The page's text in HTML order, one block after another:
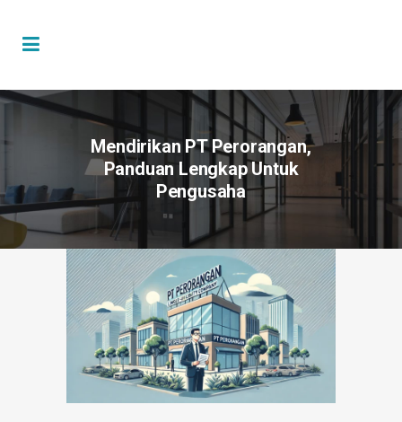
Mendirikan PT Perorangan,
Panduan Lengkap Untuk
Pengusaha